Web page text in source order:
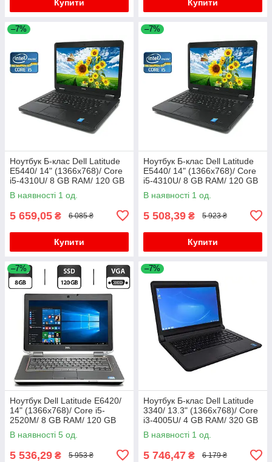
Купити Купити
–7%
Ноутбук Б-клас Dell Latitude
E5440/ 14" (1366x768)/ Core
i5-4310U/ 8 GB RAM/ 120 GB
SSD/ HD 4400
В наявності 1 од.
5 659,05 ₴ 6 085 ₴
Купити
–7%
Ноутбук Б-клас Dell Latitude
E5440/ 14" (1366x768)/ Core
i5-4310U/ 8 GB RAM/ 120 GB
SSD/ HD 4400
В наявності 1 од.
5 508,39 ₴ 5 923 ₴
Купити
–7%
Ноутбук Dell Latitude E6420/
14" (1366x768)/ Core i5-
2520M/ 8 GB RAM/ 120 GB
SSD/ HD 3000
В наявності 5 од.
5 536,29 ₴ 5 953 ₴
–7%
Ноутбук Б-клас Dell Latitude
3340/ 13.3" (1366x768)/ Core
i3-4005U/ 4 GB RAM/ 320 GB
HDD/ HD 4400
В наявності 1 од.
5 746,47 ₴ 6 179 ₴